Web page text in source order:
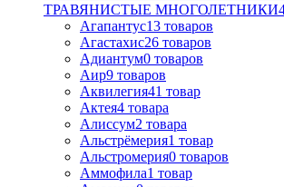
ТРАВЯНИСТЫЕ МНОГОЛЕТНИКИ
Агапантус13 товаров
Агастахис26 товаров
Адиантум0 товаров
Аир9 товаров
Аквилегия41 товар
Актея4 товара
Алиссум2 товара
Альстрёмерия1 товар
Альстромерия0 товаров
Аммофила1 товар